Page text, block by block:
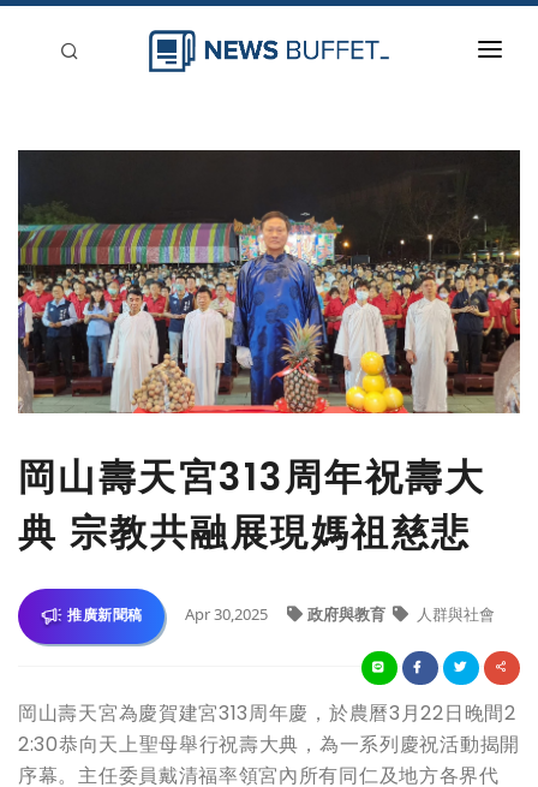
刊登
岡山壽天宮313周年祝壽大
典 宗教共融展現媽祖慈悲
推廣新聞稿 Apr 30,2025 政府與教育 人群與社會
岡山壽天宮為慶賀建宮313周年慶，於農曆3月22日晚間2
2:30恭向天上聖母舉行祝壽大典，為一系列慶祝活動揭開
序幕。主任委員戴清福率領宮內所有同仁及地方各界代